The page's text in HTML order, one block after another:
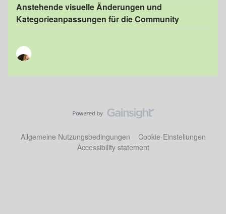
Anstehende visuelle Änderungen und
Kategorieanpassungen für die Community
Allgemeine Nutzungsbedingungen
Cookie-Einstellungen
Accessibility statement